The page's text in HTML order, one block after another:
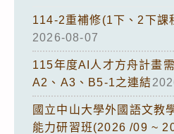
114-2重補修(1下、2下課
2026-08-07
115年度AI人才方舟計畫
A2、A3、B5-1之連結
國立中山大學外國語文教
能力研習班(2026 /09 ~